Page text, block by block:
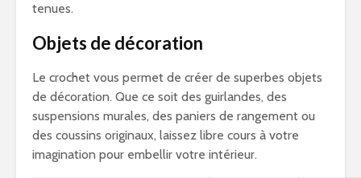
tenues.
Objets de décoration
Le crochet vous permet de créer de superbes objets
de décoration. Que ce soit des guirlandes, des
suspensions murales, des paniers de rangement ou
des coussins originaux, laissez libre cours à votre
imagination pour embellir votre intérieur.